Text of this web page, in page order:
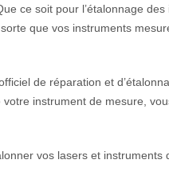
ce soit pour l’étalonnage
que vos instruments
de réparation et
instrument de mesure,
vos lasers et instruments